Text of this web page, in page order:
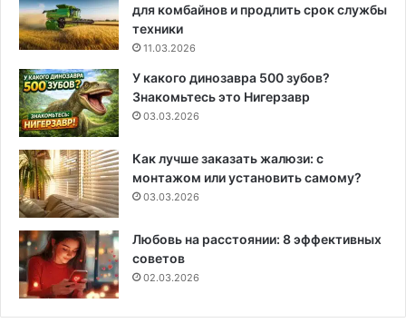
для комбайнов и продлить срок службы
техники
11.03.2026
У какого динозавра 500 зубов?
Знакомьтесь это Нигерзавр
03.03.2026
Как лучше заказать жалюзи: с
монтажом или установить самому?
03.03.2026
Любовь на расстоянии: 8 эффективных
советов
02.03.2026